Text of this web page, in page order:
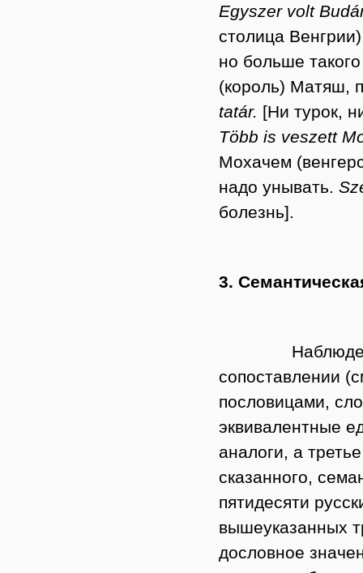
Egyszer volt
столица
но больше
(король) Матяш,
tatár. [Ни турок,
Több is veszett
Мохачем
надо унывать.
болезнь].
3.
Наблюдения
сопоставлении
пословицами,
эквивалентные
аналоги, а
сказанного,
пятидесяти
вышеуказанных
дословное